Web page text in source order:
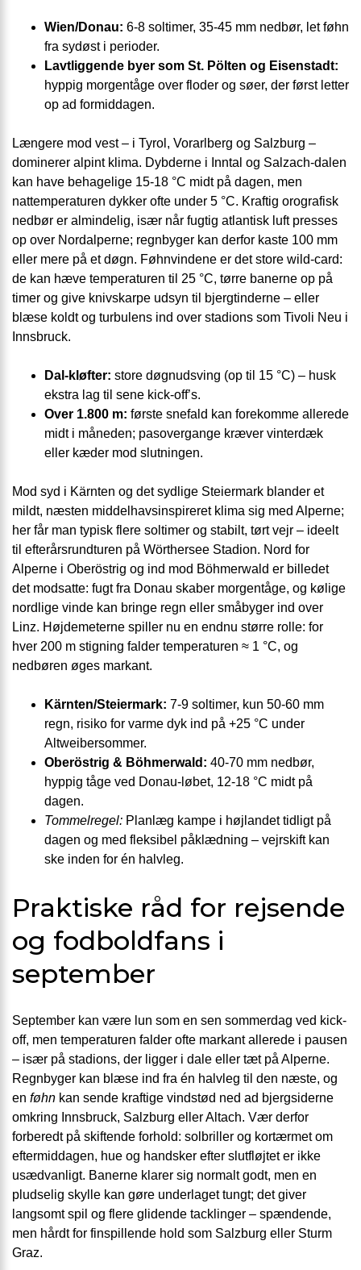
Wien/Donau: 6-8 soltimer, 35-45 mm nedbør, let føhn
fra sydøst i perioder.
Lavtliggende byer som St. Pölten og Eisenstadt:
hyppig morgentåge over floder og søer, der først letter
op ad formiddagen.
Længere mod vest – i Tyrol, Vorarlberg og Salzburg –
dominerer alpint klima. Dybderne i Inntal og Salzach-dalen
kan have behagelige 15-18 °C midt på dagen, men
nattemperaturen dykker ofte under 5 °C. Kraftig orografisk
nedbør er almindelig, især når fugtig atlantisk luft presses
op over Nordalperne; regnbyger kan derfor kaste 100 mm
eller mere på et døgn. Føhnvindene er det store wild-card:
de kan hæve temperaturen til 25 °C, tørre banerne op på
timer og give knivskarpe udsyn til bjergtinderne – eller
blæse koldt og turbulens ind over stadions som Tivoli Neu i
Innsbruck.
Dal-kløfter: store døgnudsving (op til 15 °C) – husk
ekstra lag til sene kick-off’s.
Over 1.800 m: første snefald kan forekomme allerede
midt i måneden; pasovergange kræver vinterdæk
eller kæder mod slutningen.
Mod syd i Kärnten og det sydlige Steiermark blander et
mildt, næsten middelhavsinspireret klima sig med Alperne;
her får man typisk flere soltimer og stabilt, tørt vejr – ideelt
til efterårsrundturen på Wörthersee Stadion. Nord for
Alperne i Oberöstrig og ind mod Böhmerwald er billedet
det modsatte: fugt fra Donau skaber morgentåge, og kølige
nordlige vinde kan bringe regn eller småbyger ind over
Linz. Højdemeterne spiller nu en endnu større rolle: for
hver 200 m stigning falder temperaturen ≈ 1 °C, og
nedbøren øges markant.
Kärnten/Steiermark: 7-9 soltimer, kun 50-60 mm
regn, risiko for varme dyk ind på +25 °C under
Altweibersommer.
Oberöstrig & Böhmerwald: 40-70 mm nedbør,
hyppig tåge ved Donau-løbet, 12-18 °C midt på
dagen.
Tommelregel: Planlæg kampe i højlandet tidligt på
dagen og med fleksibel påklædning – vejrskift kan
ske inden for én halvleg.
Praktiske råd for rejsende
og fodboldfans i
september
September kan være lun som en sen sommerdag ved kick-
off, men temperaturen falder ofte markant allerede i pausen
– især på stadions, der ligger i dale eller tæt på Alperne.
Regnbyger kan blæse ind fra én halvleg til den næste, og
en føhn kan sende kraftige vindstød ned ad bjergsiderne
omkring Innsbruck, Salzburg eller Altach. Vær derfor
forberedt på skiftende forhold: solbriller og kortærmet om
eftermiddagen, hue og handsker efter slutfløjtet er ikke
usædvanligt. Banerne klarer sig normalt godt, men en
pludselig skylle kan gøre underlaget tungt; det giver
langsomt spil og flere glidende tacklinger – spændende,
men hårdt for finspillende hold som Salzburg eller Sturm
Graz.